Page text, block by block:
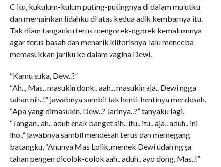
C itu, kukulum-kulum puting-putingnya di dalam mulutku
dan memainkan lidahku di atas kedua adik kembarnya itu.
Tak diam tanganku terus mengorek-ngorek kemaluannya
agar terus basah dan menarik klitorisnya, lalu mencoba
memasukkan jariku ke dalam vagina Dewi.
“Kamu suka, Dew..?”
“Ah.., Mas.. masukin donk.. aah.., masukin aja.. Dewi ngga
tahan nih..!” jawabnya sambil tak henti-hentinya mendesah.
“Apa yang dimasukin, Dew..? Jarinya..?” tanyaku lagi.
“Jangan.. ah.. aduh enak banget sih.. itu.. itu.. aja.. aduh.. ini
lho..” jawabnya sambil mendesah terus dan memegang
batangku, “Anunya Mas Lolik, memek Dewi udah ngga
tahan pengen dicolok-colok aah.. aduh.. ayo dong, Mas..!”